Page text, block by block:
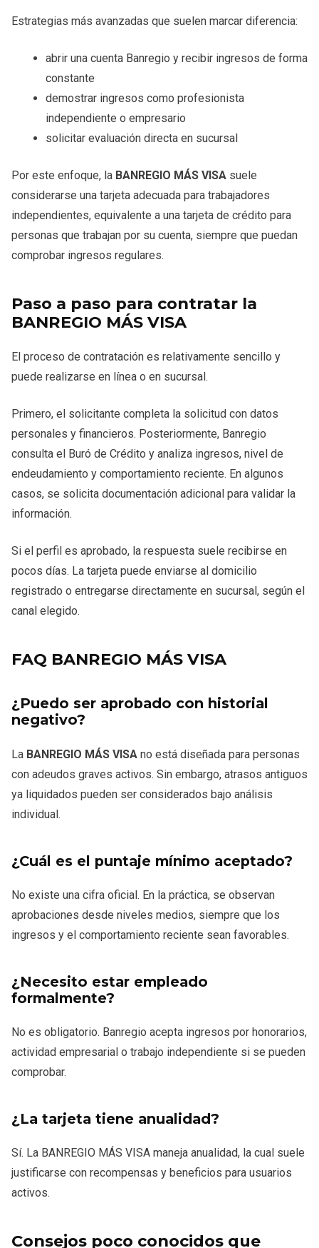
Estrategias más avanzadas que suelen marcar diferencia:
abrir una cuenta Banregio y recibir ingresos de forma
constante
demostrar ingresos como profesionista
independiente o empresario
solicitar evaluación directa en sucursal
Por este enfoque, la BANREGIO MÁS VISA suele
considerarse una tarjeta adecuada para trabajadores
independientes, equivalente a una tarjeta de crédito para
personas que trabajan por su cuenta, siempre que puedan
comprobar ingresos regulares.
Paso a paso para contratar la
BANREGIO MÁS VISA
El proceso de contratación es relativamente sencillo y
puede realizarse en línea o en sucursal.
Primero, el solicitante completa la solicitud con datos
personales y financieros. Posteriormente, Banregio
consulta el Buró de Crédito y analiza ingresos, nivel de
endeudamiento y comportamiento reciente. En algunos
casos, se solicita documentación adicional para validar la
información.
Si el perfil es aprobado, la respuesta suele recibirse en
pocos días. La tarjeta puede enviarse al domicilio
registrado o entregarse directamente en sucursal, según el
canal elegido.
FAQ BANREGIO MÁS VISA
¿Puedo ser aprobado con historial
negativo?
La BANREGIO MÁS VISA no está diseñada para personas
con adeudos graves activos. Sin embargo, atrasos antiguos
ya liquidados pueden ser considerados bajo análisis
individual.
¿Cuál es el puntaje mínimo aceptado?
No existe una cifra oficial. En la práctica, se observan
aprobaciones desde niveles medios, siempre que los
ingresos y el comportamiento reciente sean favorables.
¿Necesito estar empleado
formalmente?
No es obligatorio. Banregio acepta ingresos por honorarios,
actividad empresarial o trabajo independiente si se pueden
comprobar.
¿La tarjeta tiene anualidad?
Sí. La BANREGIO MÁS VISA maneja anualidad, la cual suele
justificarse con recompensas y beneficios para usuarios
activos.
Consejos poco conocidos que